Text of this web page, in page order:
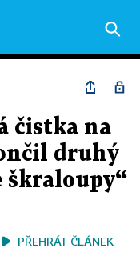
čistka na
druhý
škraloupy“
PŘEHRÁT ČLÁNEK